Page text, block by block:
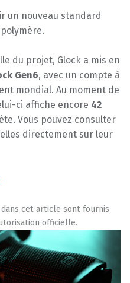
un nouveau standard
du projet, Glock a mis en
Gen6, avec un compte à
mondial. Au moment de
ci affiche encore 42
Vous pouvez consulter
directement sur leur
cet article sont fournis
officielle.